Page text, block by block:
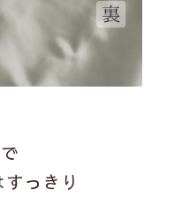
で
っきり